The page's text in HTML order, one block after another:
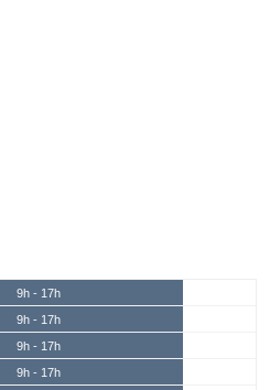
9h - 17h
9h - 17h
9h - 17h
9h - 17h